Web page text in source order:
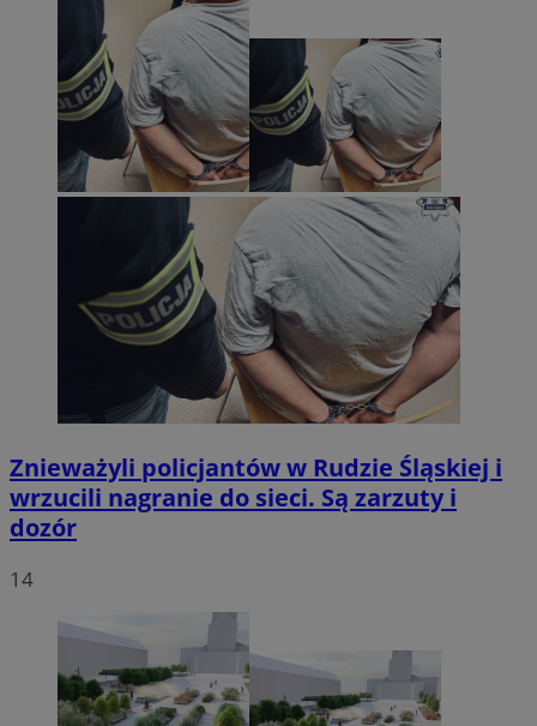
Znieważyli policjantów w Rudzie Śląskiej i
wrzucili nagranie do sieci. Są zarzuty i
dozór
14